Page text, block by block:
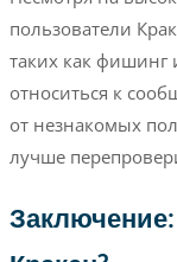
пользователи
таких как
относиться к
от незнакомых
лучше
Заключение: